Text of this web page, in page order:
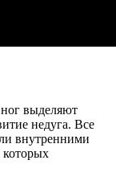
выделяют
недуга. Все
внутренними
которых